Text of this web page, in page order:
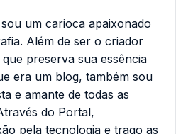
um carioca apaixonado
Além de ser o criador
preserva sua essência
era um blog, também sou
e amante de todas as
do Portal,
pela tecnologia e trago as